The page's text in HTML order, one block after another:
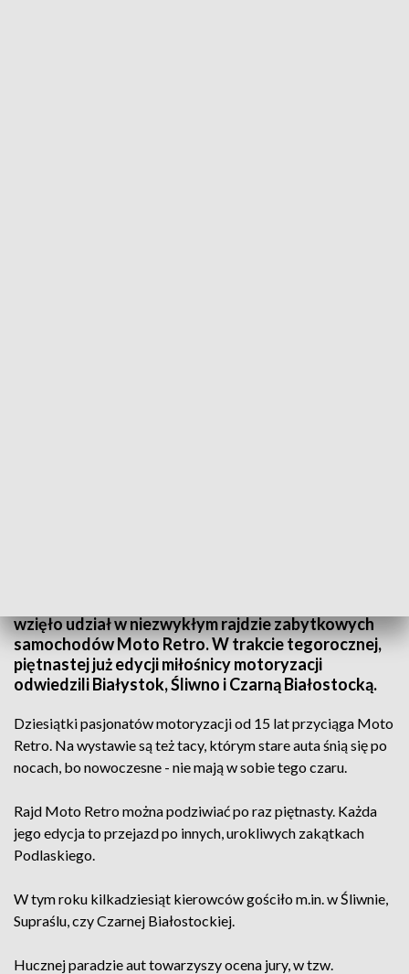
wzięło udział w niezwykłym rajdzie zabytkowych
samochodów Moto Retro. W trakcie tegorocznej,
piętnastej już edycji miłośnicy motoryzacji
odwiedzili Białystok, Śliwno i Czarną Białostocką.
Dziesiątki pasjonatów motoryzacji od 15 lat przyciąga Moto
Retro. Na wystawie są też tacy, którym stare auta śnią się po
nocach, bo nowoczesne - nie mają w sobie tego czaru.
Rajd Moto Retro można podziwiać po raz piętnasty. Każda
jego edycja to przejazd po innych, urokliwych zakątkach
Podlaskiego.
W tym roku kilkadziesiąt kierowców gościło m.in. w Śliwnie,
Supraślu, czy Czarnej Białostockiej.
Hucznej paradzie aut towarzyszy ocena jury, w tzw.